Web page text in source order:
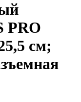
PRO
см;